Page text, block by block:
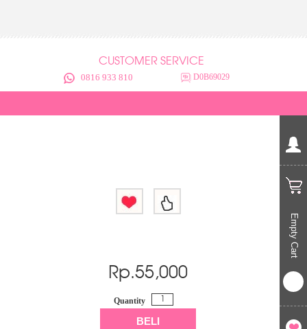
Empty Cart
CUSTOMER SERVICE
0816 933 810 D0B69029
Rp.55,000
Quantity
BELI